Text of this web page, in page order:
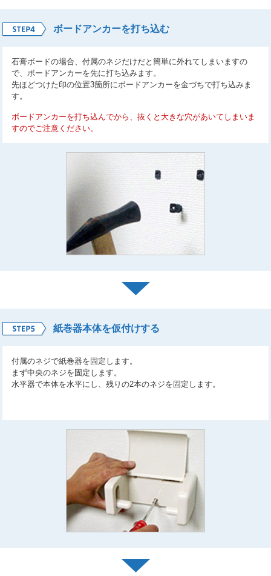
ボードアンカーを打ち込む
石膏ボードの場合、付属のネジだけだと簡単に外れてしまいますの
で、ボードアンカーを先に打ち込みます。
先ほどつけた印の位置3箇所にボードアンカーを金づちで打ち込みま
す。
ボードアンカーを打ち込んでから、抜くと大きな穴があいてしまいま
すのでご注意ください。
紙巻器本体を仮付けする
付属のネジで紙巻器を固定します。
まず中央のネジを固定します。
水平器で本体を水平にし、残りの2本のネジを固定します。